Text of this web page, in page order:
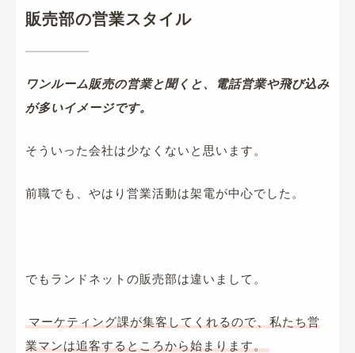
販売部の営業スタイル
ワンルーム販売の営業と聞くと、電話営業や飛び込み
が多いイメージです。
そういった会社は少なくないと思います。
前職でも、やはり営業活動は架電が中心でした。
でもランドネットの販売部は違いまして。
マーケティング課が集客してくれるので、私たち営
業マンは追客するところから始まります。